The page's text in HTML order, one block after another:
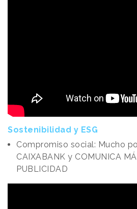
Sostenibilidad y ESG
Compromiso social: Mucho
CAIXABANK y COMUNICA
PUBLICIDAD